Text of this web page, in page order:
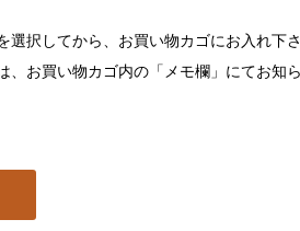
選択してから、お買い物カゴにお入れ下さ
、お買い物カゴ内の「メモ欄」にてお知